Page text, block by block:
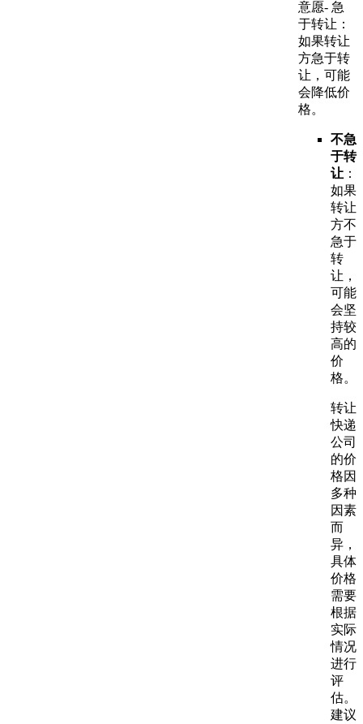
意愿- 急
于转让：
如果转让
方急于转
让，可能
会降低价
格。
不急
于转
让 ：
如果
转让
方不
急于
转
让，
可能
会坚
持较
高的
价
格。
转让
快递
公司
的价
格因
多种
因素
而
异，
具体
价格
需要
根据
实际
情况
进行
评
估。
建议